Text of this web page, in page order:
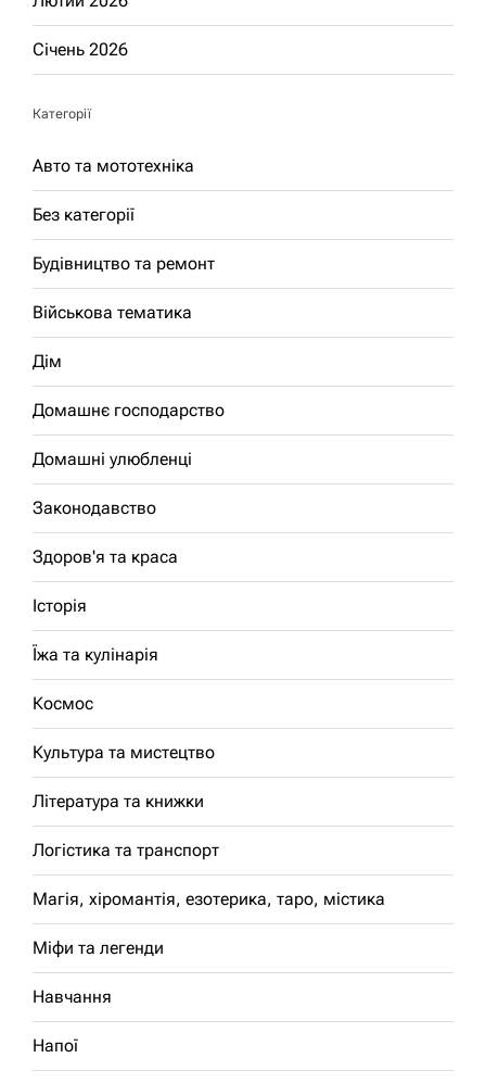
Січень 2026
Категорії
Авто та мототехніка
Без категорії
Будівництво та ремонт
Військова тематика
Дім
Домашнє господарство
Домашні улюбленці
Законодавство
Здоров'я та краса
Історія
Їжа та кулінарія
Космос
Культура та мистецтво
Література та книжки
Логістика та транспорт
Магія, хіромантія, езотерика, таро, містика
Міфи та легенди
Навчання
Напої